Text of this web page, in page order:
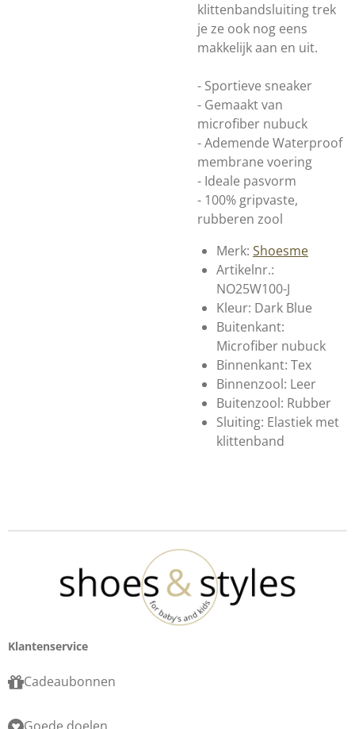
klittenbandsluiting trek
je ze ook nog eens
makkelijk aan en uit.
- Sportieve sneaker
- Gemaakt van
microfiber nubuck
- Ademende Waterproof
membrane voering
- Ideale pasvorm
- 100% gripvaste,
rubberen zool
Merk: Shoesme
Artikelnr.:
NO25W100-J
Kleur: Dark Blue
Buitenkant:
Microfiber nubuck
Binnenkant: Tex
Binnenzool: Leer
Buitenzool: Rubber
Sluiting: Elastiek met
klittenband
Klantenservice
Cadeaubonnen